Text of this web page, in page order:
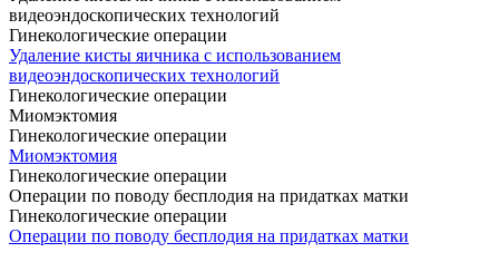
видеоэндоскопических технологий
Гинекологические операции
Удаление кисты яичника с использованием
видеоэндоскопических технологий
Гинекологические операции
Миомэктомия
Гинекологические операции
Миомэктомия
Гинекологические операции
Операции по поводу бесплодия на придатках матки
Гинекологические операции
Операции по поводу бесплодия на придатках матки